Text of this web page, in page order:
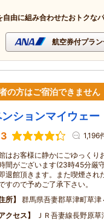
自由に組み合わせたおトクな
航空券付プラ
の方はご宿泊できません
ションマイウェー
1,196
はお客様に静かにごゆっくり
間がございます(23時45分厳
退館頂きます。また喫煙さ
すので予めご了承下さい。
所
群馬県吾妻郡草津町草
クセス
ＪＲ吾妻線長野原